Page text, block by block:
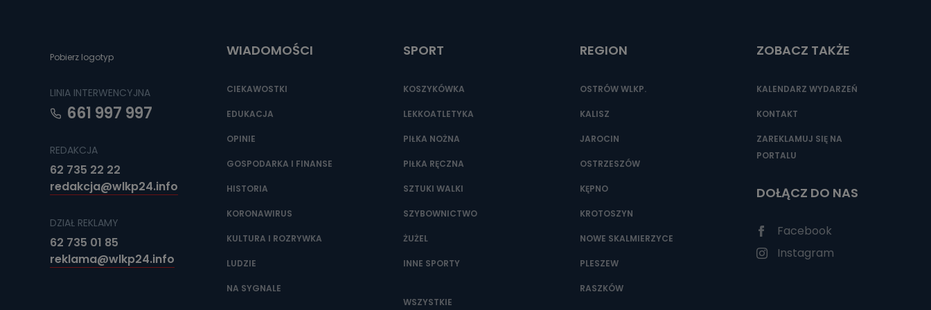
Pobierz logotyp
LINIA INTERWENCYJNA
661 997 997
REDAKCJA
62 735 22 22
redakcja@wlkp24.info
DZIAŁ REKLAMY
62 735 01 85
reklama@wlkp24.info
WIADOMOŚCI
CIEKAWOSTKI
EDUKACJA
OPINIE
GOSPODARKA I FINANSE
HISTORIA
KORONAWIRUS
KULTURA I ROZRYWKA
LUDZIE
NA SYGNALE
SPORT
KOSZYKÓWKA
LEKKOATLETYKA
PIŁKA NOŻNA
PIŁKA RĘCZNA
SZTUKI WALKI
SZYBOWNICTWO
ŻUŻEL
INNE SPORTY
WSZYSTKIE
REGION
OSTRÓW WLKP.
KALISZ
JAROCIN
OSTRZESZÓW
KĘPNO
KROTOSZYN
NOWE SKALMIERZYCE
PLESZEW
RASZKÓW
ZOBACZ TAKŻE
KALENDARZ WYDARZEŃ
KONTAKT
ZAREKLAMUJ SIĘ NA
PORTALU
DOŁĄCZ DO NAS
Facebook
Instagram